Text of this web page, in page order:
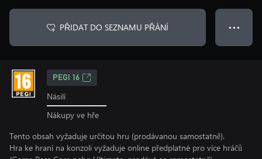
PŘIDAT DO SEZNAMU PŘÁNÍ ● ● ●
PEGI 16
Násilí
Nákupy ve hře
Tento obsah vyžaduje určitou hru (prodávanou samostatně).
Hra ke hraní na konzoli vyžaduje online předplatné pro více hráčů